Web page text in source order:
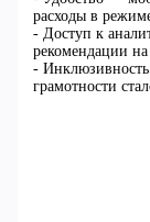
расходы в
- Доступ к
рекомендации на
-
грамотности